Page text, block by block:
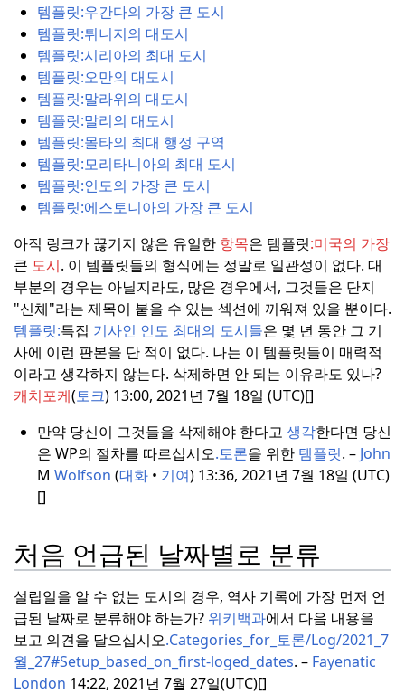
템플릿:우간다의 가장 큰 도시
템플릿:튀니지의 대도시
템플릿:시리아의 최대 도시
템플릿:오만의 대도시
템플릿:말라위의 대도시
템플릿:말리의 대도시
템플릿:몰타의 최대 행정 구역
템플릿:모리타니아의 최대 도시
템플릿:인도의 가장 큰 도시
템플릿:에스토니아의 가장 큰 도시
아직 링크가 끊기지 않은 유일한 항목은 템플릿:미국의 가장
큰 도시. 이 템플릿들의 형식에는 정말로 일관성이 없다. 대
부분의 경우는 아닐지라도, 많은 경우에서, 그것들은 단지
"신체"라는 제목이 붙을 수 있는 섹션에 끼워져 있을 뿐이다.
템플릿:특집 기사인 인도 최대의 도시들은 몇 년 동안 그 기
사에 이런 판본을 단 적이 없다. 나는 이 템플릿들이 매력적
이라고 생각하지 않는다. 삭제하면 안 되는 이유라도 있나?
캐치포케(토크) 13:00, 2021년 7월 18일 (UTC)[]
만약 당신이 그것들을 삭제해야 한다고 생각한다면 당신
은 WP의 절차를 따르십시오.토론을 위한 템플릿. – John
M Wolfson (대화• 기여) 13:36, 2021년 7월 18일 (UTC)
[]
처음 언급된 날짜별로 분류
설립일을 알 수 없는 도시의 경우, 역사 기록에 가장 먼저 언
급된 날짜로 분류해야 하는가? 위키백과에서 다음 내용을
보고 의견을 달으십시오.Categories_for_토론/Log/2021_7
월_27#Setup_based_on_first-loged_dates. – Fayenatic
London 14:22, 2021년 7월 27일(UTC)[]